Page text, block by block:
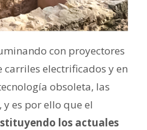
con proyectores
electrificados y en
obsoleta, las
es por ello que el
los actuales